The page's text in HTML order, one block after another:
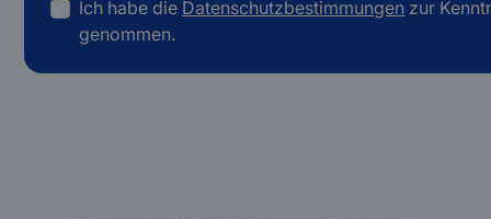
Ich habe die Datenschutzbestimmungen zur
genommen.